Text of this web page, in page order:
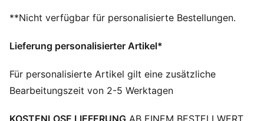
Rundhalsausschnitt
100% Polyester
**Nicht verfügbar für personalisierte Bestellungen.
Lieferung personalisierter Artikel*
Für personalisierte Artikel gilt eine zusätzliche
Bearbeitungszeit von 2-5 Werktagen
KOSTENLOSE LIEFERUNG AB EINEM BESTELLWERT